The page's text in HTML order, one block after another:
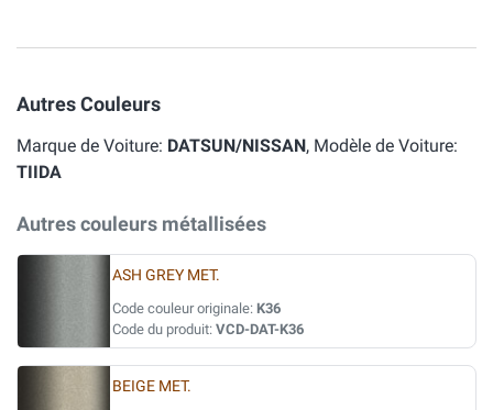
Autres Couleurs
Marque de Voiture: DATSUN/NISSAN, Modèle de Voiture:
TIIDA
Autres couleurs métallisées
ASH GREY MET.
Code couleur originale: K36
Code du produit: VCD-DAT-K36
BEIGE MET.